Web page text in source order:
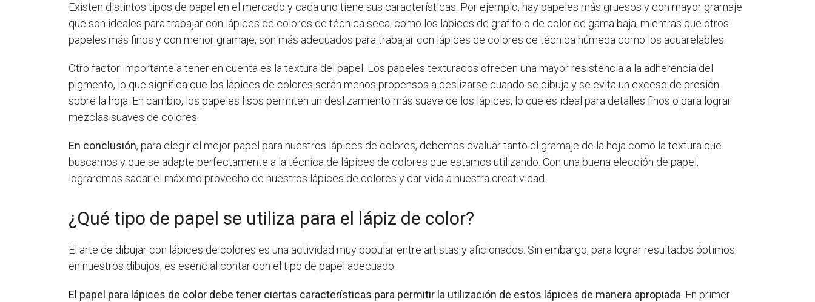
Existen distintos tipos de papel en el mercado y cada uno tiene sus características. Por ejemplo, hay papeles más gruesos y con mayor gramaje
que son ideales para trabajar con lápices de colores de técnica seca, como los lápices de grafito o de color de gama baja, mientras que otros
papeles más finos y con menor gramaje, son más adecuados para trabajar con lápices de colores de técnica húmeda como los acuarelables.
Otro factor importante a tener en cuenta es la textura del papel. Los papeles texturados ofrecen una mayor resistencia a la adherencia del
pigmento, lo que significa que los lápices de colores serán menos propensos a deslizarse cuando se dibuja y se evita un exceso de presión
sobre la hoja. En cambio, los papeles lisos permiten un deslizamiento más suave de los lápices, lo que es ideal para detalles finos o para lograr
mezclas suaves de colores.
En conclusión, para elegir el mejor papel para nuestros lápices de colores, debemos evaluar tanto el gramaje de la hoja como la textura que
buscamos y que se adapte perfectamente a la técnica de lápices de colores que estamos utilizando. Con una buena elección de papel,
lograremos sacar el máximo provecho de nuestros lápices de colores y dar vida a nuestra creatividad.
¿Qué tipo de papel se utiliza para el lápiz de color?
El arte de dibujar con lápices de colores es una actividad muy popular entre artistas y aficionados. Sin embargo, para lograr resultados óptimos
en nuestros dibujos, es esencial contar con el tipo de papel adecuado.
El papel para lápices de color debe tener ciertas características para permitir la utilización de estos lápices de manera apropiada. En primer